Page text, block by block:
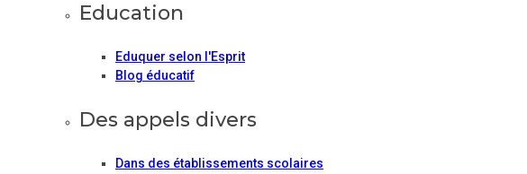
Education
Eduquer selon l'Esprit
Blog éducatif
Des appels divers
Dans des établissements scolaires